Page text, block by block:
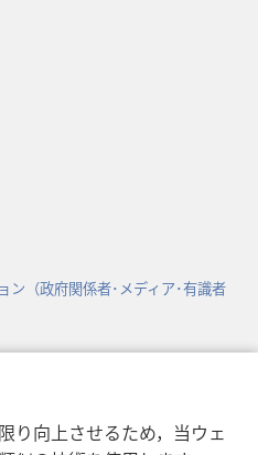
り向上させるため，当ウェ
ン（政府関係者･メディア･有識者